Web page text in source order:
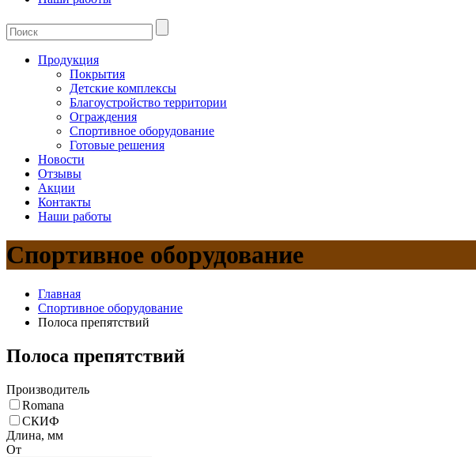
Продукция
Покрытия
Детские комплексы
Благоустройство территории
Ограждения
Спортивное оборудование
Готовые решения
Новости
Отзывы
Акции
Контакты
Наши работы
Спортивное оборудование
Главная
Спортивное оборудование
Полоса препятствий
Полоса препятствий
Производитель
Romana
СКИФ
Длина, мм
От